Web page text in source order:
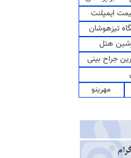
ایمپلنت
تیزهوشان
هتل
جراح بینی
مهرینو